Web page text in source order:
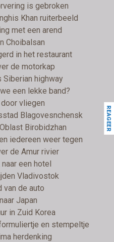
is gebroken
Khan ruiterbeeld
met een arend
Choibalsan
in het restaurant
de motorkap
Siberian highway
een lekke band?
vliegen
Blagovesnchensk
Birobidzhan
iedereen weer tegen
de Amur rivier
een hotel
Vladivostok
van de auto
Japan
in Zuid Korea
en stempeltje
herdenking
REAGEER